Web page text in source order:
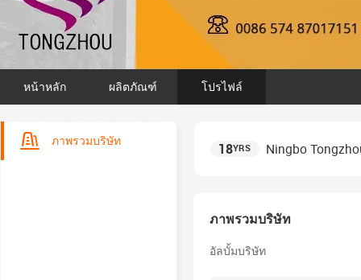
หน้าหลัก ผลิตภัณฑ์ โปรไฟล์
ภาพรวมบริษัท 18YRS Ningbo
ภาพรวมบริษัท
อัลบั้มบริษัท